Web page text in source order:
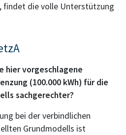
findet die volle Unterstützung
hier vorgeschlagene
(100.000 kWh) für die
sachgerechter?
bei der verbindlichen
Grundmodells ist